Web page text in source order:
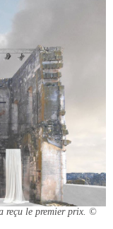
reçu le premier prix. ©